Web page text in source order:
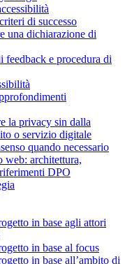
di successo
una dichiarazione di
feedback e procedura di
la privacy sin dalla
o servizio digitale
quando necessario
web: architettura,
DPO
in base agli attori
in base al focus
in base all’ambito di